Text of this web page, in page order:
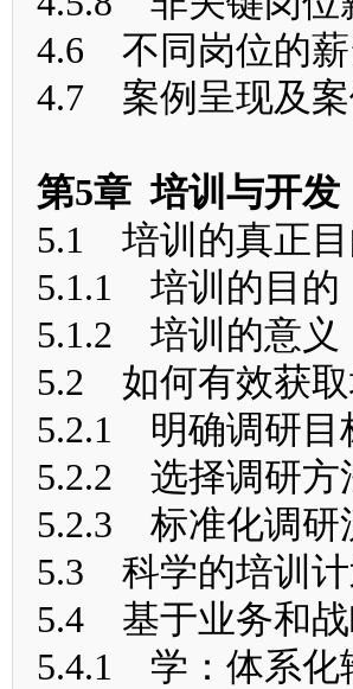
4.6 不同岗位的薪
4.7 案例呈现及案
第5章 培训与开发
5.1 培训的真正目
5.1.1 培训的目的
5.1.2 培训的意义
5.2 如何有效获取
5.2.1 明确调研目
5.2.2 选择调研方
5.2.3 标准化调研
5.3 科学的培训
5.4 基于业务和战
5.4.1 学：体系化